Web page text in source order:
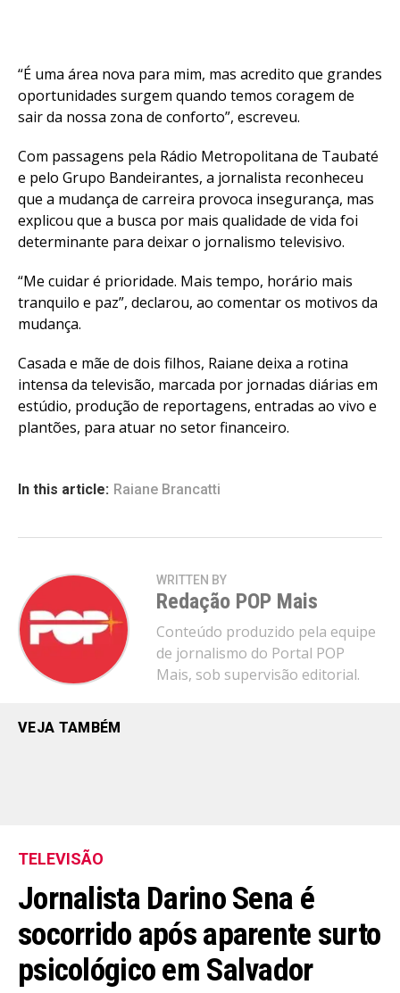
“É uma área nova para mim, mas acredito que grandes
oportunidades surgem quando temos coragem de
sair da nossa zona de conforto”, escreveu.
Com passagens pela Rádio Metropolitana de Taubaté
e pelo Grupo Bandeirantes, a jornalista reconheceu
que a mudança de carreira provoca insegurança, mas
explicou que a busca por mais qualidade de vida foi
determinante para deixar o jornalismo televisivo.
“Me cuidar é prioridade. Mais tempo, horário mais
tranquilo e paz”, declarou, ao comentar os motivos da
mudança.
Casada e mãe de dois filhos, Raiane deixa a rotina
intensa da televisão, marcada por jornadas diárias em
estúdio, produção de reportagens, entradas ao vivo e
plantões, para atuar no setor financeiro.
In this article: Raiane Brancatti
WRITTEN BY
Redação POP Mais
Conteúdo produzido pela equipe
de jornalismo do Portal POP
Mais, sob supervisão editorial.
VEJA TAMBÉM
TELEVISÃO
Jornalista Darino Sena é
socorrido após aparente surto
psicológico em Salvador